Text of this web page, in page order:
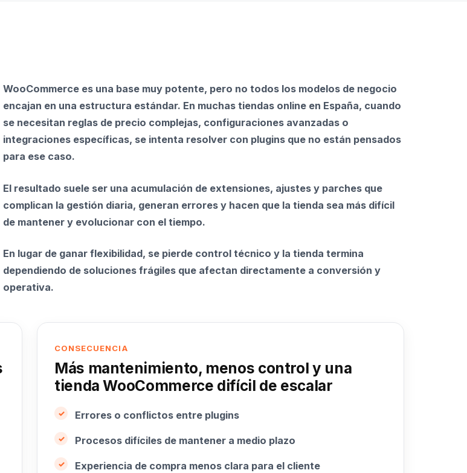
WooCommerce es una base muy potente, pero no todos los modelos de negocio
encajan en una estructura estándar. En muchas tiendas online en España, cuando
se necesitan reglas de precio complejas, configuraciones avanzadas o
integraciones específicas, se intenta resolver con plugins que no están pensados
para ese caso.
El resultado suele ser una acumulación de extensiones, ajustes y parches que
complican la gestión diaria, generan errores y hacen que la tienda sea más difícil
de mantener y evolucionar con el tiempo.
En lugar de ganar flexibilidad, se pierde control técnico y la tienda termina
dependiendo de soluciones frágiles que afectan directamente a conversión y
operativa.
CONSECUENCIA
Más mantenimiento, menos control y una
tienda WooCommerce difícil de escalar
Errores o conflictos entre plugins
Procesos difíciles de mantener a medio plazo
Experiencia de compra menos clara para el cliente